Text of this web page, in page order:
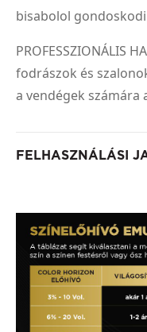
bisabolol
PROFESSZIONÁLIS
fodrászok és
a vendégek
FELHASZNÁLÁSI